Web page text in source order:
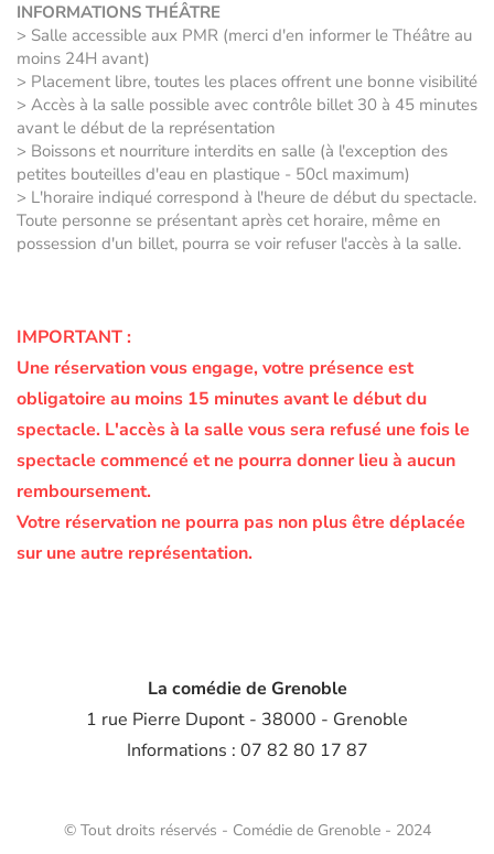
INFORMATIONS THÉÂTRE
> Salle accessible aux PMR (merci d'en informer le Théâtre au
moins 24H avant)
> Placement libre, toutes les places offrent une bonne visibilité
> Accès à la salle possible avec contrôle billet 30 à 45 minutes
avant le début de la représentation
> Boissons et nourriture interdits en salle (à l'exception des
petites bouteilles d'eau en plastique - 50cl maximum)
> L'horaire indiqué correspond à l'heure de début du spectacle.
Toute personne se présentant après cet horaire, même en
possession d'un billet, pourra se voir refuser l'accès à la salle.
IMPORTANT :
Une réservation vous engage, votre présence est
obligatoire au moins 15 minutes avant le début du
spectacle. L'accès à la salle vous sera refusé une fois le
spectacle commencé et ne pourra donner lieu à aucun
remboursement.
Votre réservation ne pourra pas non plus être déplacée
sur une autre représentation.
La comédie de Grenoble
1 rue Pierre Dupont - 38000 - Grenoble
Informations : 07 82 80 17 87
© Tout droits réservés - Comédie de Grenoble - 2024